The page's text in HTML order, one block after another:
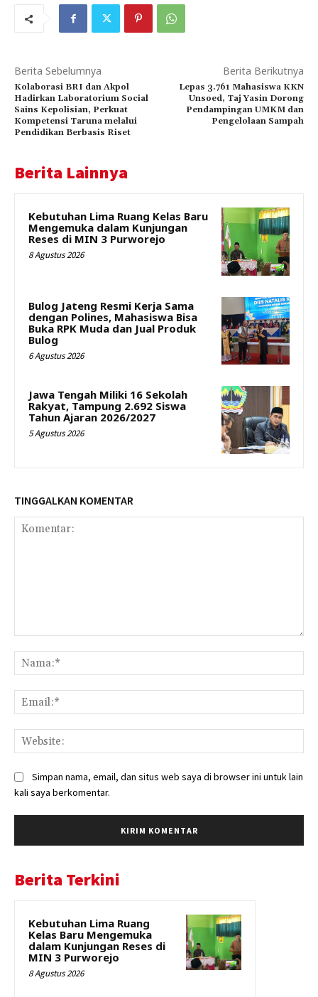
Berita Sebelumnya
Kolaborasi BRI dan Akpol
Hadirkan Laboratorium Social
Sains Kepolisian, Perkuat
Kompetensi Taruna melalui
Pendidikan Berbasis Riset
Berita Berikutnya
Lepas 3.761 Mahasiswa KKN
Unsoed, Taj Yasin Dorong
Pendampingan UMKM dan
Pengelolaan Sampah
Berita Lainnya
Kebutuhan Lima Ruang Kelas Baru
Mengemuka dalam Kunjungan
Reses di MIN 3 Purworejo
8 Agustus 2026
Bulog Jateng Resmi Kerja Sama
dengan Polines, Mahasiswa Bisa
Buka RPK Muda dan Jual Produk
Bulog
6 Agustus 2026
Jawa Tengah Miliki 16 Sekolah
Rakyat, Tampung 2.692 Siswa
Tahun Ajaran 2026/2027
5 Agustus 2026
TINGGALKAN KOMENTAR
Simpan nama, email, dan situs web saya di browser ini untuk lain
kali saya berkomentar.
Berita Terkini
Kebutuhan Lima Ruang
Kelas Baru Mengemuka
dalam Kunjungan Reses di
MIN 3 Purworejo
8 Agustus 2026